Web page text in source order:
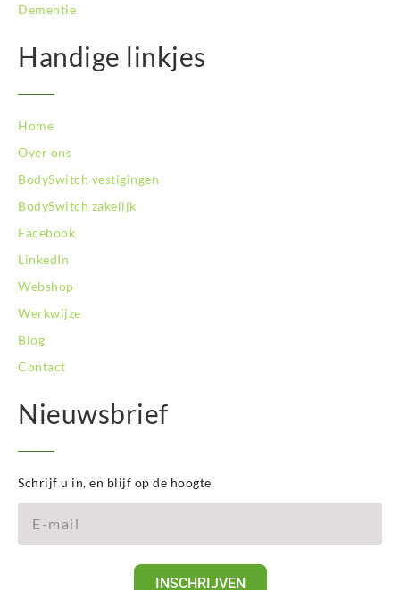
BodySwitch Wageningen
BodySwitch Zaandam
BodySwitch Zeist
BodySwitch Zoetermeer
BodySwitch Zwolle
Dementie
Handige linkjes
Home
Over ons
BodySwitch vestigingen
BodySwitch zakelijk
Facebook
LinkedIn
Webshop
Werkwijze
Blog
Contact
Nieuwsbrief
Schrijf u in, en blijf op de hoogte
INSCHRIJVEN